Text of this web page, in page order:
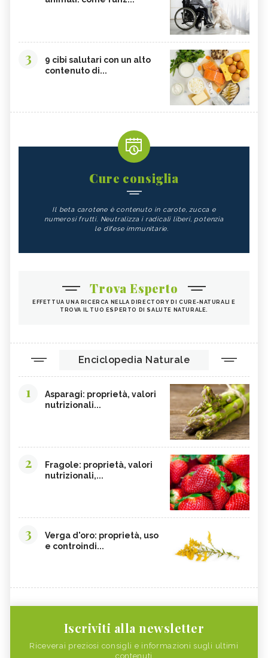
3
9 cibi salutari con un alto
contenuto di...
Cure consiglia
Il beta carotene è contenuto in carote, zucca e
numerosi frutti. Neutralizza i radicali liberi, potenzia
le difese immunitarie.
Trova Esperto
EFFETTUA UNA RICERCA NELLA DIRECTORY DI CURE-NATURALI E
TROVA IL TUO ESPERTO DI SALUTE NATURALE.
Enciclopedia Naturale
1
Asparagi: proprietà, valori
nutrizionali...
2
Fragole: proprietà, valori
nutrizionali,...
3
Verga d'oro: proprietà, uso
e controindi...
Iscriviti alla newsletter
Riceverai preziosi consigli e informazioni sugli ultimi
contenuti